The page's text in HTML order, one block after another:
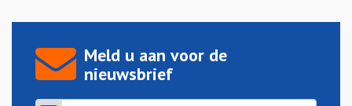
Meld u aan voor de
nieuwsbrief